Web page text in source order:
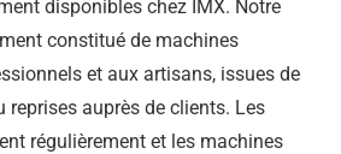
disponibles chez IMX. Notre
constitué de machines
et aux artisans, issues de
reprises auprès de clients. Les
régulièrement et les machines